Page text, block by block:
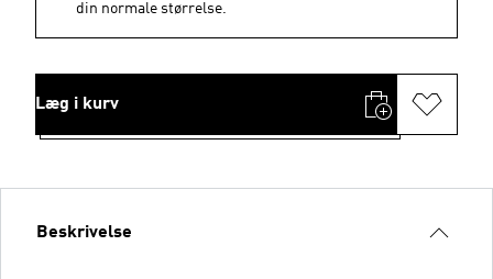
din normale størrelse.
Læg i kurv
Beskrivelse